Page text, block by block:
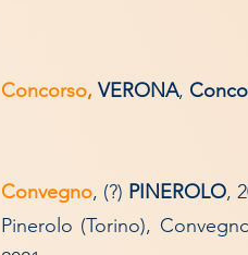
Concorso, VERONA,
Convegno, (?) PINEROLO,
Pinerolo (Torino),